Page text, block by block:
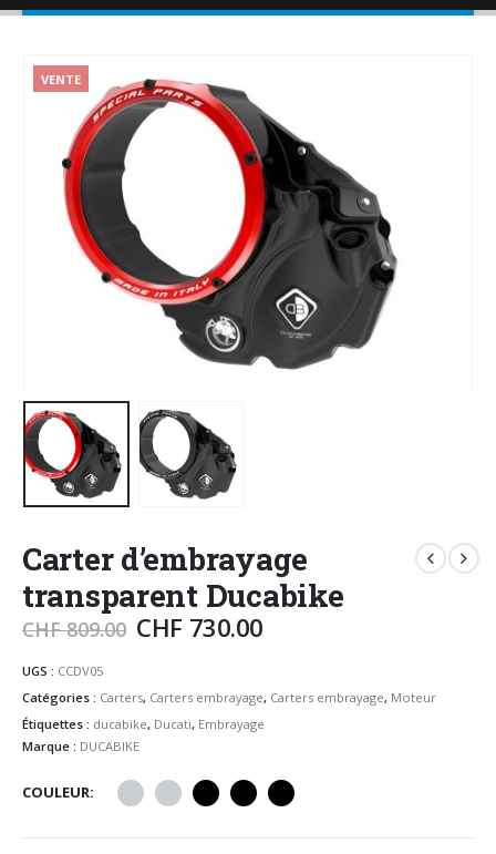
VENTE
Carter d’embrayage
transparent Ducabike
CHF809.00 CHF 730.00
UGS : CCDV05
Catégories : Carters, Carters embrayage, Carters embrayage, Moteur
Étiquettes : ducabike, Ducati, Embrayage
Marque : DUCABIKE
COULEUR